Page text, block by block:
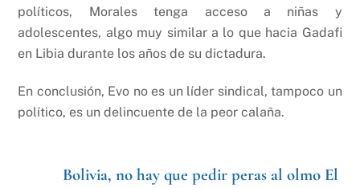
políticos, Morales tenga acceso a niñas y
adolescentes, algo muy similar a lo que hacia Gadafi
en Libia durante los años de su dictadura.
En conclusión, Evo no es un líder sindical, tampoco un
político, es un delincuente de la peor calaña.
Bolivia, no hay que pedir peras al olmo El